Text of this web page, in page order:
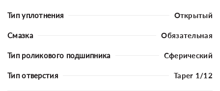
Тип уплотнения Открытый
Смазка Обязательная
Тип роликового подшипника Сферический
Тип отверстия Taper 1/12